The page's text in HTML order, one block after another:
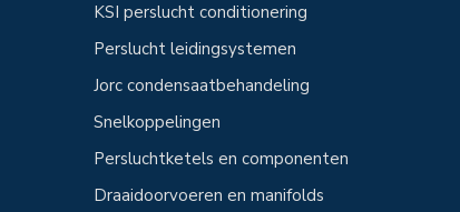
KSI perslucht conditionering
Perslucht leidingsystemen
Jorc condensaatbehandeling
Snelkoppelingen
Persluchtketels en componenten
Draaidoorvoeren en manifolds